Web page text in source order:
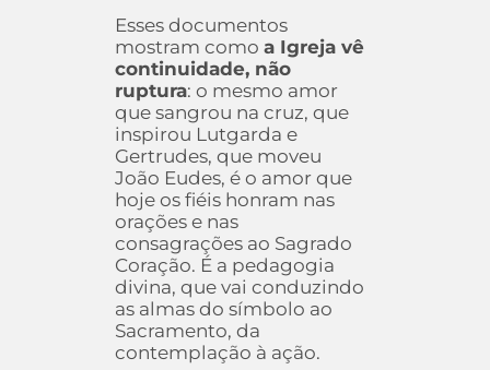
Esses documentos
mostram como a Igreja vê
continuidade, não
ruptura: o mesmo amor
que sangrou na cruz, que
inspirou Lutgarda e
Gertrudes, que moveu
João Eudes, é o amor que
hoje os fiéis honram nas
orações e nas
consagrações ao Sagrado
Coração. É a pedagogia
divina, que vai conduzindo
as almas do símbolo ao
Sacramento, da
contemplação à ação.